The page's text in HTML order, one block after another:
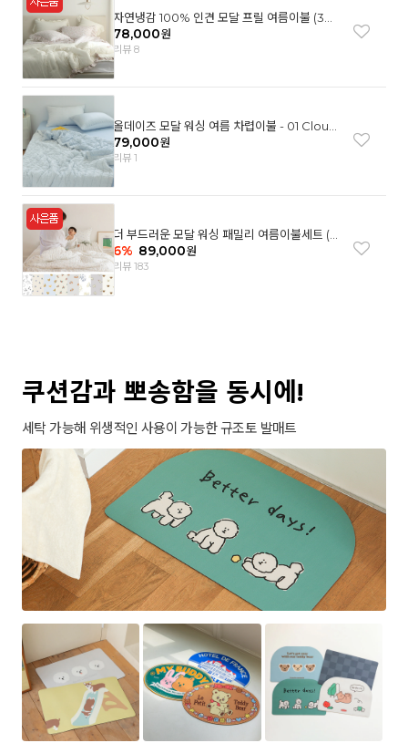
자연냉감 100% 인견 모달 프릴 여름이불 (3컬
러)
78,000원
리뷰 8
올데이즈 모달 워싱 여름 차렵이불 - 01 Cloud
garden(SS)
79,000원
리뷰 1
더 부드러운 모달 워싱 패밀리 여름이불세트 (8
컬러)
6% 89,000원
리뷰 183
쿠션감과 뽀송함을 동시에!
세탁 가능해 위생적인 사용이 가능한 규조토 발매트